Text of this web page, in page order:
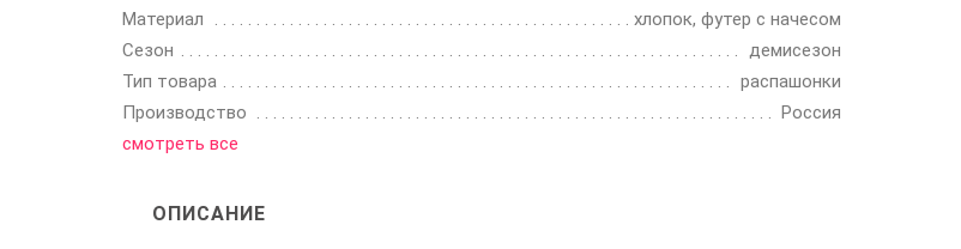
Материал
хлопок, футер с начесом
Сезон
демисезон
Тип товара
распашонки
Производство
Россия
смотреть все
ОПИСАНИЕ